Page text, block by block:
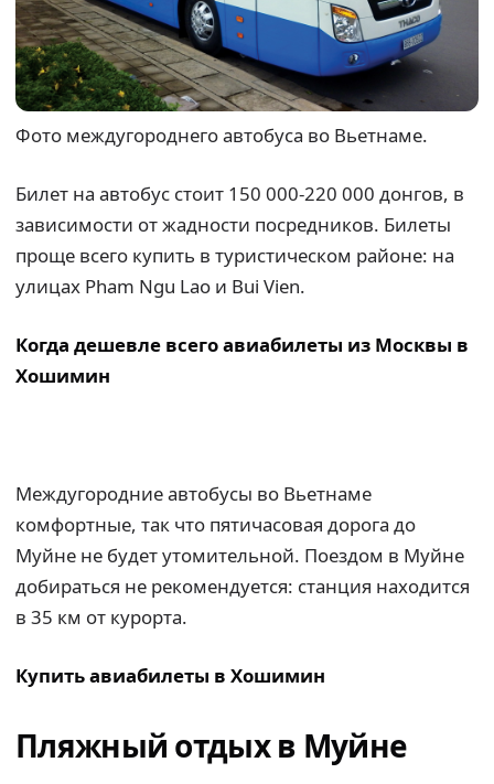
Фото междугороднего автобуса во Вьетнаме.
Билет на автобус стоит 150 000-220 000 донгов, в
зависимости от жадности посредников. Билеты
проще всего купить в туристическом районе: на
улицах Pham Ngu Lao и Bui Vien.
Когда дешевле всего авиабилеты из Москвы в
Хошимин
Междугородние автобусы во Вьетнаме
комфортные, так что пятичасовая дорога до
Муйне не будет утомительной. Поездом в Муйне
добираться не рекомендуется: станция находится
в 35 км от курорта.
Купить авиабилеты в Хошимин
Пляжный отдых в Муйне